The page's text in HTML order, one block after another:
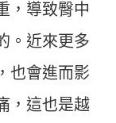
，導致臀中
。近來更多
也會進而影
，這也是越